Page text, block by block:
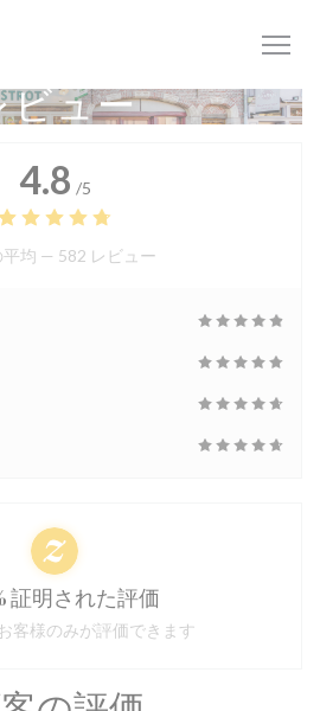
て
ビュー
4.8 /5
平均 — 582 レビュー
証明された評価
客様のみが評価できます